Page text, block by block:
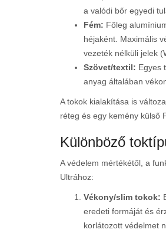
a valódi bőr egyedi
Fém: Főleg
héjaként. Maximális
vezeték nélküli jelek
Szövet/textil: Egyes
anyag általában
A tokok kialakítása is
réteg és egy kemény külső
Különböző
A védelem mértékétől, a
Ultrához:
Vékony/slim tokok:
eredeti formáját és
korlátozott védelmet